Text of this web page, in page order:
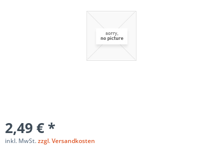
2,49 € *
inkl. MwSt.zzgl. Versandkosten